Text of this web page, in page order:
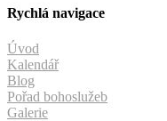
Rychlá navigace
Úvod
Kalendář
Blog
Pořad bohoslužeb
Galerie